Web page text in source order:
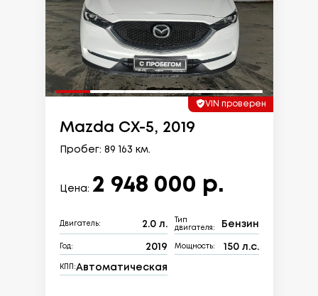
VIN проверен
Mazda CX-5, 2019
Пробег: 89 163 км.
Цена: 2 948 000 р.
Двигатель: 2.0 л.
Тип
двигателя:
Бензин
Год: 2019 Мощность: 150 л.с.
КПП:Автоматическая